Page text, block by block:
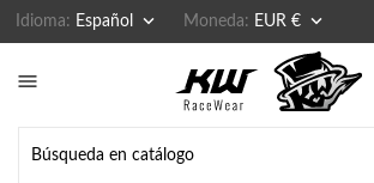
Idioma: Español  Moneda: EUR € 
